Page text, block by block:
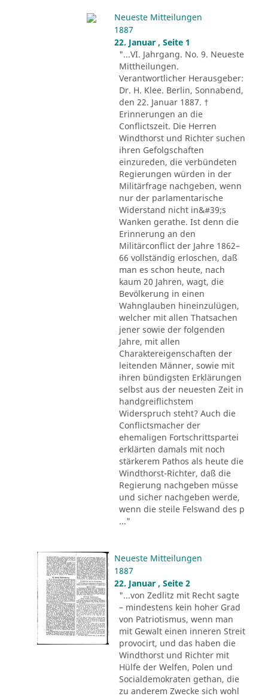
Neueste Mitteilungen
1887
22. Januar , Seite 1
"...VI. Jahrgang. No. 9. Neueste
Mittheilungen.
Verantwortlicher Herausgeber:
Dr. H. Klee. Berlin, Sonnabend,
den 22. Januar 1887. †
Erinnerungen an die
Conflictszeit. Die Herren
Windthorst und Richter suchen
ihren Gefolgschaften
einzureden, die verbündeten
Regierungen würden in der
Militärfrage nachgeben, wenn
nur der parlamentarische
Widerstand nicht in&#39;s
Wanken gerathe. Ist denn die
Erinnerung an den
Militärconflict der Jahre 1862–
66 vollständig erloschen, daß
man es schon heute, nach
kaum 20 Jahren, wagt, die
Bevölkerung in einen
Wahnglauben hineinzulügen,
welcher mit allen Thatsachen
jener sowie der folgenden
Jahre, mit allen
Charaktereigenschaften der
leitenden Männer, sowie mit
ihren bündigsten Erklärungen
selbst aus der neuesten Zeit in
handgreiflichstem
Widerspruch steht? Auch die
Conflictsmacher der
ehemaligen Fortschrittspartei
erklärten damals mit noch
stärkerem Pathos als heute die
Windthorst-Richter, daß die
Regierung nachgeben müsse
und sicher nachgeben werde,
wenn die steile Felswand des p
..."
Neueste Mitteilungen
1887
22. Januar , Seite 2
"...von Zedlitz mit Recht sagte
– mindestens kein hoher Grad
von Patriotismus, wenn man
mit Gewalt einen inneren Streit
provocirt, und das haben die
Windthorst und Richter mit
Hülfe der Welfen, Polen und
Socialdemokraten gethan, die
zu anderem Zwecke sich wohl